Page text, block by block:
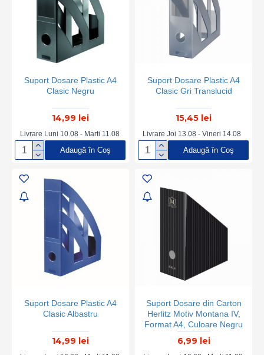
Suport Dosare Plastic A4
Clasic Negru
14,99 lei
Livrare Luni 10.08 - Marti 11.08
Adaugă în Coş
Suport Dosare Plastic A4
Clasic Gri Translucid
15,45 lei
Livrare Joi 13.08 - Vineri 14.08
Adaugă în Coş
Suport Dosare Plastic A4
Clasic Albastru
14,99 lei
Suport Dosare din Carton
Herlitz Motiv Montana IV,
Format A4, Culoare Negru
6,99 lei